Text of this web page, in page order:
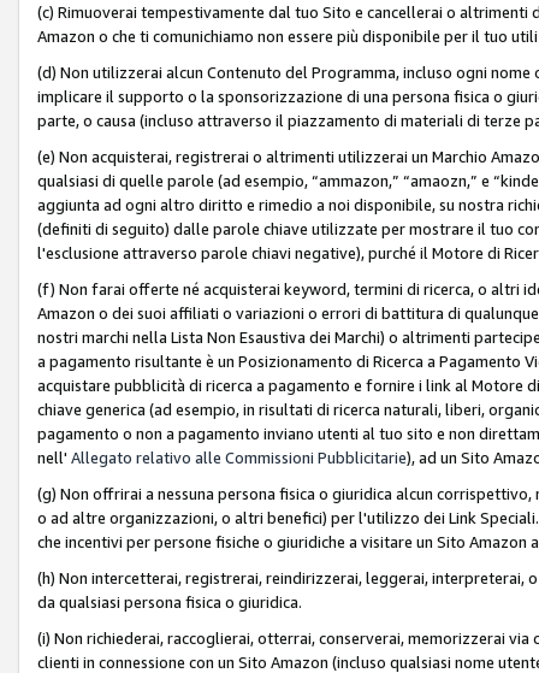
(c) Rimuoverai tempestivamente dal tuo Sito e cancellerai o
Amazon o che ti comunichiamo non essere più disponibile per il tuo
(d) Non utilizzerai alcun Contenuto del Programma, incluso ogni
implicare il supporto o la sponsorizzazione di una persona fisica o
parte, o causa (incluso attraverso il piazzamento di materiali di terze
(e) Non acquisterai, registrerai o altrimenti utilizzerai un Marchio
qualsiasi di quelle parole (ad esempio, “ammazon,” “amaozn,” e
aggiunta ad ogni altro diritto e rimedio a noi disponibile, su nostra
(definiti di seguito) dalle parole chiave utilizzate per mostrare il tuo
l'esclusione attraverso parole chiavi negative), purché il Motore di
(f) Non farai offerte né acquisterai keyword, termini di ricerca, o altri
Amazon o dei suoi affiliati o variazioni o errori di battitura di
nostri marchi nella Lista Non Esaustiva dei Marchi) o altrimenti
a pagamento risultante è un Posizionamento di Ricerca a Pagamento
acquistare pubblicità di ricerca a pagamento e fornire i link al Motore
chiave generica (ad esempio, in risultati di ricerca naturali, liberi,
pagamento o non a pagamento inviano utenti al tuo sito e non
nell' Allegato relativo alle Commissioni Pubblicitarie), ad un Sito
(g) Non offrirai a nessuna persona fisica o giuridica alcun
o ad altre organizzazioni, o altri benefici) per l'utilizzo dei Link
che incentivi per persone fisiche o giuridiche a visitare un Sito
(h) Non intercetterai, registrerai, reindirizzerai, leggerai,
da qualsiasi persona fisica o giuridica.
(i) Non richiederai, raccoglierai, otterrai, conserverai, memorizzerai
clienti in connessione con un Sito Amazon (incluso qualsiasi nome